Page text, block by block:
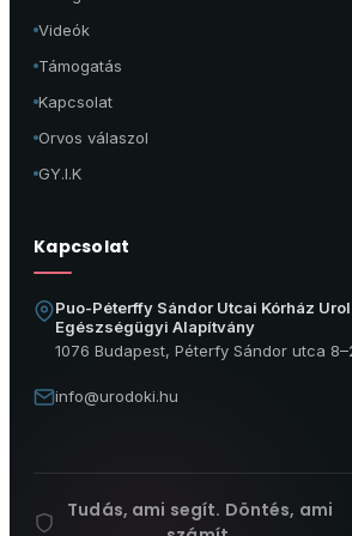
Videók
Támogatás
Kapcsolat
Orvos válaszol
GY.I.K
Kapcsolat
Puo-Péterffy Sándor Utcai Kórház
Egészségügyi Alapítvány
1076 Budapest, Péterfy Sándor utca
info@urodoki.hu
Tudás, ami segít. Döntés, ami